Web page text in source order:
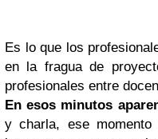
Es lo que los
en la fragua de
profesionales entre
En esos minutos
y charla, ese